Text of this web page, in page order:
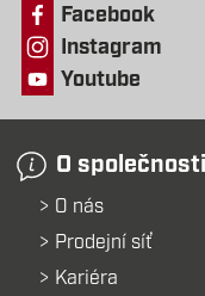
Facebook
Instagram
Youtube
O
O nás
Prodejní síť
Kariéra